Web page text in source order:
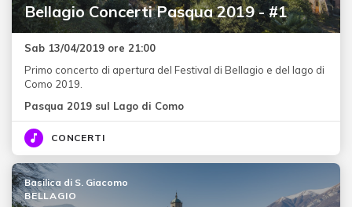
Bellagio Concerti Pasqua 2019 - #1
Sab 13/04/2019 ore 21:00
Primo concerto di apertura del Festival di Bellagio e del lago di
Como 2019.
Pasqua 2019 sul Lago di Como
CONCERTI
Basilica di S. Giacomo
BELLAGIO